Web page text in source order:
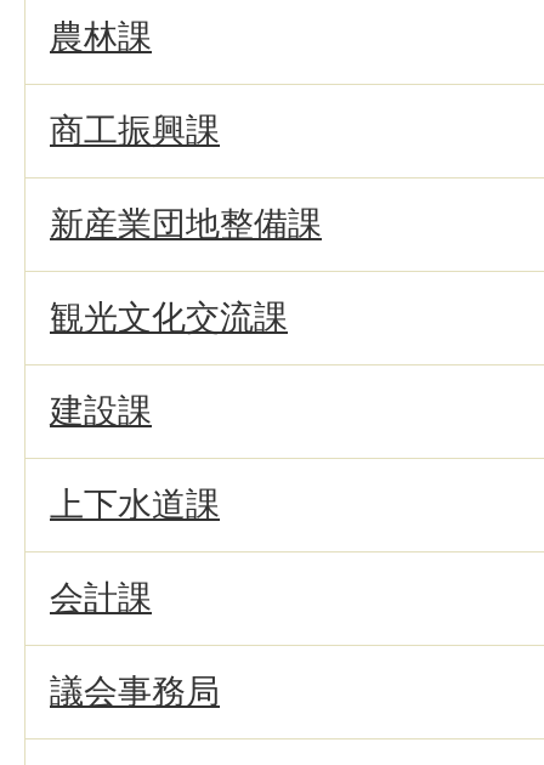
農林課
商工振興課
新産業団地整備課
観光文化交流課
建設課
上下水道課
会計課
議会事務局